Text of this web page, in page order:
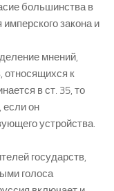
большинства в
закона и
мнений,
относящихся к
в ст. 35, то
если он
устройства.
государств,
голоса